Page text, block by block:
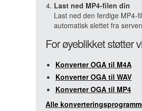
Last ned MP4-filen din
Last ned den ferdige MP4-
automatisk slettet fra
For øyeblikket støtter
Konverter OGA til M4A
Konverter OGA til WAV
Konverter OGA til MP4
Alle